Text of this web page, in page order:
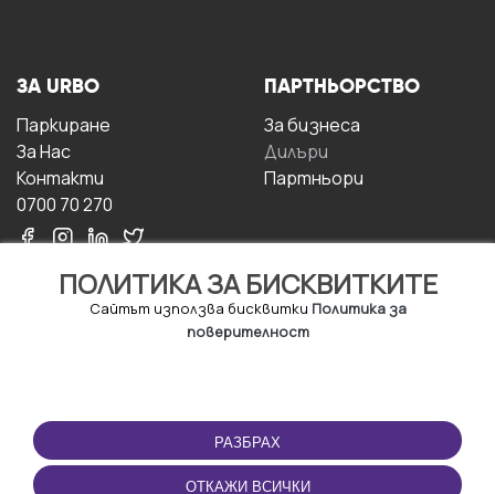
ПОЛИТИКА ЗА БИСКВИТКИТЕ
Сайтът използва бисквитки Политика за
поверителност
РАЗБРАХ
ОТКАЖИ ВСИЧКИ
ЗА URBO
Паркиране
За Hас
Контакти
0700 70 270
ПАРТНЬОРСТВО
За бизнесa
Дилъри
Партньори
ПОЛЗВАНЕ
Правила и условия за
ползване
ПРИЛОЖЕНИЕТО